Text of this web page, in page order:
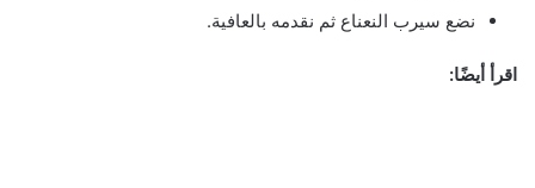
نضع سيرب النعناع ثم نقدمه بالعافية.
اقرأ أيضًا: